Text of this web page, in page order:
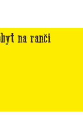
na ranči